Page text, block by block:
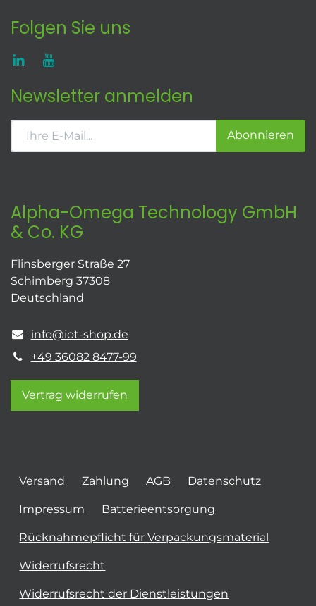
Folgen Sie uns
Newsletter anmelden
Abonnieren
Alpha-Omega Technology GmbH
& Co. KG
Flinsberger Straße 27
Schimberg 37308
Deutschland
info@iot-shop.de
+49 36082 8477-99
Vertrag widerrufen
Versand Zahlung AGB Datenschutz
Impressum Batterieentsorgung
Rücknahmepflicht für Verpackungsmaterial
Widerrufsrecht
Widerrufsrecht der Dienstleistungen